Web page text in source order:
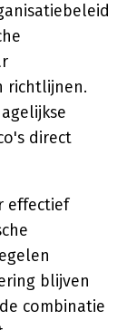
richtlijnen.
direct
effectief
blijven
combinatie